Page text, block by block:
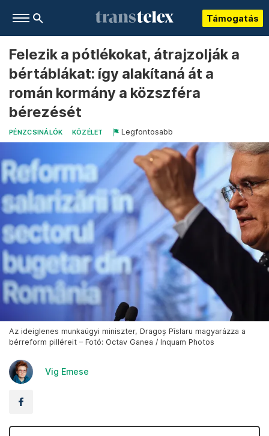
Támogatás
Felezik a pótlékokat, átrajzolják a
bértáblákat: így alakítaná át a
román kormány a közszféra
bérezését
PÉNZCSINÁLÓK KÖZÉLET Legfontosabb
Az ideiglenes munkaügyi miniszter, Dragoș Pîslaru magyarázza a
bérreform pilléreit – Fotó: Octav Ganea / Inquam Photos
Vig Emese